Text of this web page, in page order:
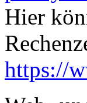
Hier
https://